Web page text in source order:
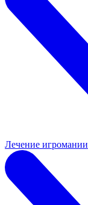
Лечение игромании